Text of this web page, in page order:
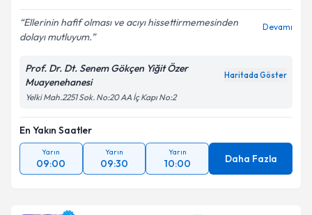
Ellerinin hafif olması ve acıyı hissettirmemesinden
dolayı mutluyum.
Devamı
Prof. Dr. Dt. Senem Gökçen Yiğit Özer
Muayenehanesi
Haritada Göster
Yelki Mah.2251 Sok. No:20 AA İç Kapı No:2
En Yakın Saatler
Yarın
09:00
Yarın
09:30
Yarın
10:00 Daha Fazla